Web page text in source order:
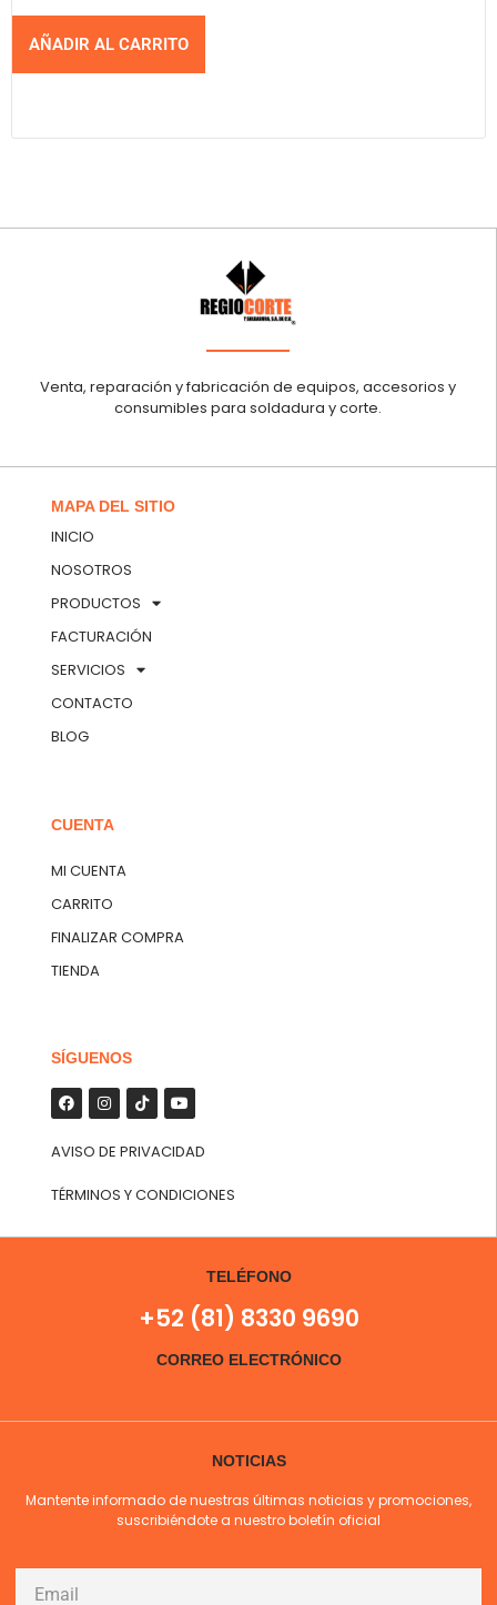
AÑADIR AL CARRITO
Venta, reparación y fabricación de equipos, accesorios y
consumibles para soldadura y corte.
MAPA DEL SITIO
INICIO
NOSOTROS
PRODUCTOS
FACTURACIÓN
SERVICIOS
CONTACTO
BLOG
CUENTA
MI CUENTA
CARRITO
FINALIZAR COMPRA
TIENDA
SÍGUENOS
AVISO DE PRIVACIDAD
TÉRMINOS Y CONDICIONES
TELÉFONO
+52 (81) 8330 9690
CORREO ELECTRÓNICO
NOTICIAS
Mantente informado de nuestras últimas noticias y promociones,
suscribiéndote a nuestro boletín oficial